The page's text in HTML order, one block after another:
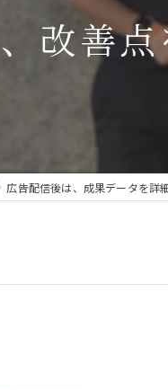
株式会社AOA 東京 渋谷オ
株式会社AOA 南森町オフィ
改善
広告配信後は、成果データを詳